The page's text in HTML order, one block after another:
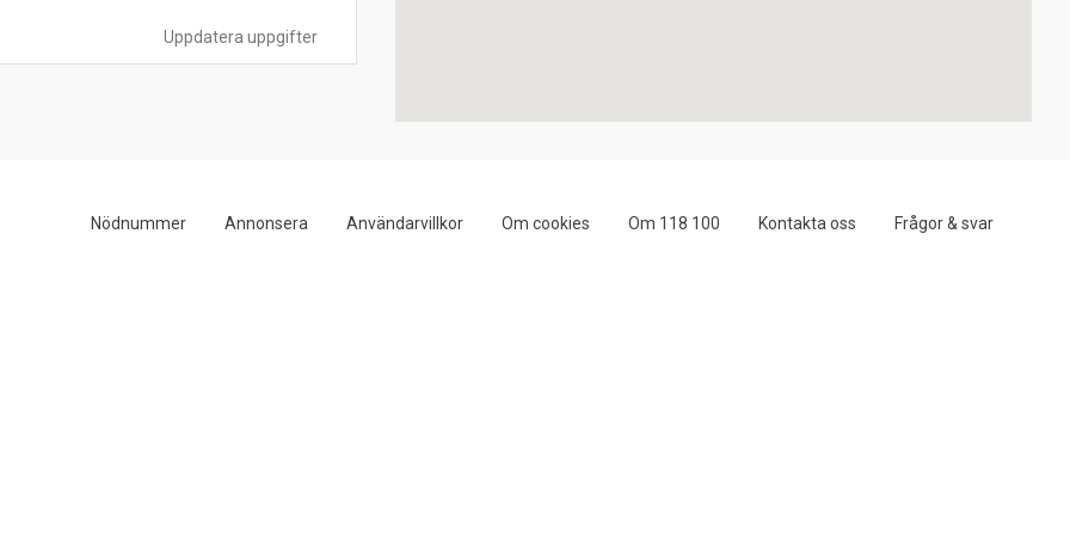
Uppdatera uppgifter
Nödnummer Annonsera Användarvillkor Om cookies Om 118 100 Kontakta oss Frågor & svar